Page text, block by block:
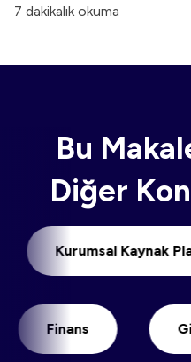
7 dakikalık okuma
Bu
Diğer
Kurumsal
Finans